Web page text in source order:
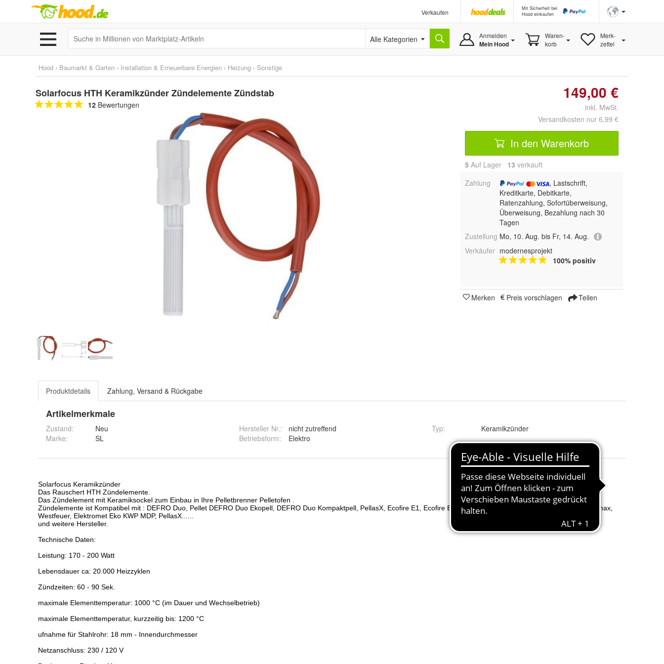
Verkaufen
Mit Sicherheit bei
Hood einkaufen
Alle Kategorien Anmelden
Mein Hood
Waren-
korb
Merk-
zettel
Hood › Baumarkt & Garten › Installation & Erneuerbare Energien › Heizung › Sonstige
Solarfocus HTH Keramikzünder Zündelemente Zündstab
12 Bewertungen
149,00 €
inkl. MwSt.
Versandkosten nur 6,99 €
In den Warenkorb
5 Auf Lager 13 verkauft
Zahlung
, Lastschrift,
Kreditkarte, Debitkarte,
Ratenzahlung, Sofortüberweisung,
Überweisung, Bezahlung nach 30
Tagen
Zustellung Mo, 10. Aug. bis Fr, 14. Aug.
Verkäufer modernesprojekt
100% positiv
Merken Preis vorschlagen Teilen
Produktdetails Zahlung, Versand & Rückgabe
Artikelmerkmale
Zustand:
Neu
Marke:
SL
Hersteller Nr.:
nicht zutreffend
Betriebsform: Elektro
Typ: Keramikzünder